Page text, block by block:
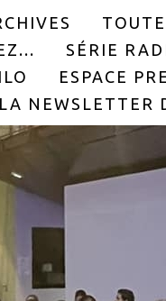
SÉRIE
ESPACE
NEWSLETTER